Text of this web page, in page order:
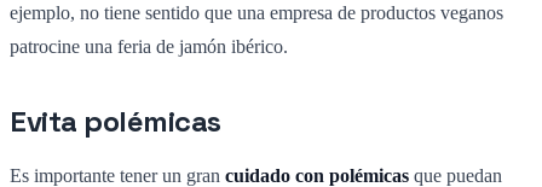
ejemplo, no tiene sentido que una empresa de productos veganos
patrocine una feria de jamón ibérico.
Evita polémicas
Es importante tener un gran cuidado con polémicas que puedan